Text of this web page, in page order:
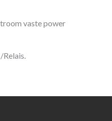
vaste power